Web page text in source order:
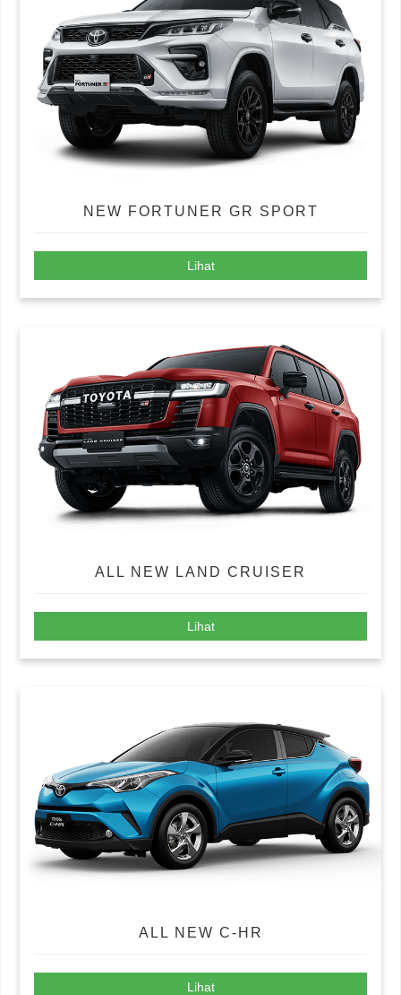
NEW FORTUNER GR SPORT
Lihat
ALL NEW LAND CRUISER
Lihat
ALL NEW C-HR
Lihat